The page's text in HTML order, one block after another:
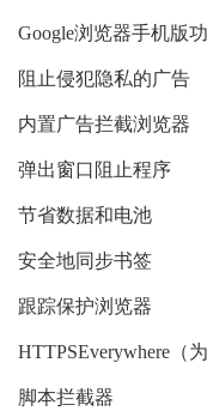
Google浏览器手机版
阻止侵犯隐私的广告
内置广告拦截浏览器
弹出窗口阻止程序
节省数据和电池
安全地同步书签
跟踪保护浏览器
HTTPSEverywhere（
脚本拦截器